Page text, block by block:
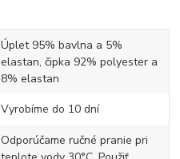
Úplet 95% bavlna a 5%
elastan, čipka 92% polyester a
8% elastan
Vyrobíme do 10 dní
Odporúčame ručné pranie pri